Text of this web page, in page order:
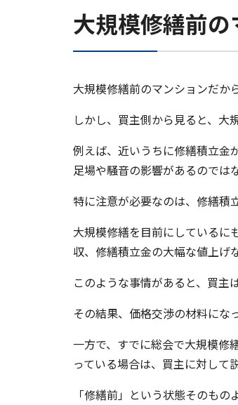
大規模修繕前
大規模修繕前のマンションだか
しかし、買主側から見ると、大
例えば、近いうちに修繕積立金
足場や騒音の影響があるのでは
特に注意が必要なのは、修繕積
大規模修繕を目前にしているに
収、修繕積立金の大幅な値上げ
このような事情があると、買主
その結果、価格交渉の材料にな
一方で、すでに総会で大規模修
っている場合は、買主に対して
「修繕前」という状態そのも